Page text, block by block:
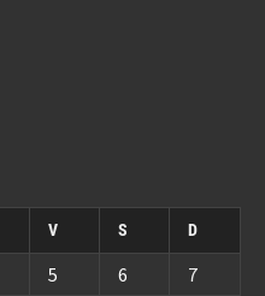
V S D
5 6 7